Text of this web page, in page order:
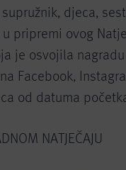
djeca,
pripremi ovog
je osvojila
Facebook,
od datuma
NATJEČAJU